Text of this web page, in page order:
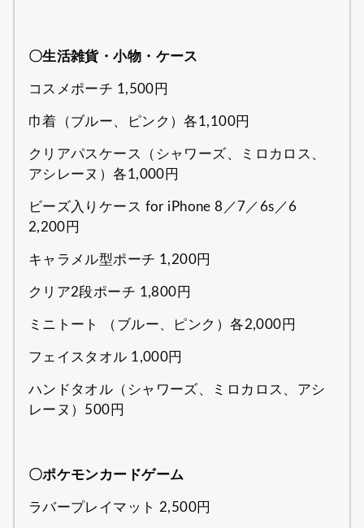
〇生活雑貨・小物・ケース
コスメポーチ 1,500円
巾着（ブルー、ピンク）各1,100円
クリアパスケース（シャワーズ、ミロカロス、
アシレーヌ）各1,000円
ビーズ入りケース for iPhone 8／7／6s／6
2,200円
キャラメル型ポーチ 1,200円
クリア2段ポーチ 1,800円
ミニトート （ブルー、ピンク）各2,000円
フェイスタオル 1,000円
ハンドタオル（シャワーズ、ミロカロス、アシ
レーヌ）500円
〇ポケモンカードゲーム
ラバープレイマット 2,500円